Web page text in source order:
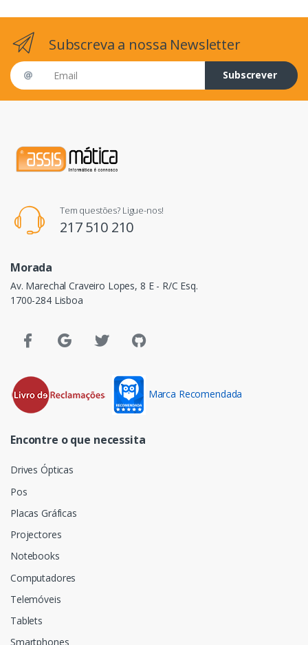
Subscreva a nossa Newsletter
Email address
Subscrever
Tem questões? Ligue-nos!
217 510 210
Morada
Av. Marechal Craveiro Lopes, 8 E - R/C Esq.
1700-284 Lisboa
Marca Recomendada
Encontre o que necessita
Drives Ópticas
Pos
Placas Gráficas
Projectores
Notebooks
Computadores
Telemóveis
Tablets
Smartphones